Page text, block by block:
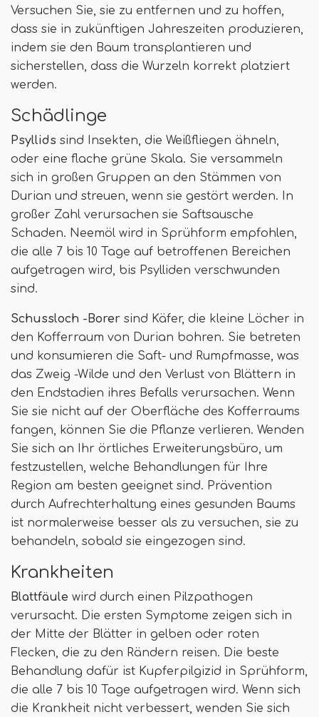
Versuchen Sie, sie zu entfernen und zu hoffen,
dass sie in zukünftigen Jahreszeiten produzieren,
indem sie den Baum transplantieren und
sicherstellen, dass die Wurzeln korrekt platziert
werden.
Schädlinge
Psyllids sind Insekten, die Weißfliegen ähneln,
oder eine flache grüne Skala. Sie versammeln
sich in großen Gruppen an den Stämmen von
Durian und streuen, wenn sie gestört werden. In
großer Zahl verursachen sie Saftsausche
Schaden. Neemöl wird in Sprühform empfohlen,
die alle 7 bis 10 Tage auf betroffenen Bereichen
aufgetragen wird, bis Psylliden verschwunden
sind.
Schussloch -Borer sind Käfer, die kleine Löcher in
den Kofferraum von Durian bohren. Sie betreten
und konsumieren die Saft- und Rumpfmasse, was
das Zweig -Wilde und den Verlust von Blättern in
den Endstadien ihres Befalls verursachen. Wenn
Sie sie nicht auf der Oberfläche des Kofferraums
fangen, können Sie die Pflanze verlieren. Wenden
Sie sich an Ihr örtliches Erweiterungsbüro, um
festzustellen, welche Behandlungen für Ihre
Region am besten geeignet sind. Prävention
durch Aufrechterhaltung eines gesunden Baums
ist normalerweise besser als zu versuchen, sie zu
behandeln, sobald sie eingezogen sind.
Krankheiten
Blattfäule wird durch einen Pilzpathogen
verursacht. Die ersten Symptome zeigen sich in
der Mitte der Blätter in gelben oder roten
Flecken, die zu den Rändern reisen. Die beste
Behandlung dafür ist Kupferpilgizid in Sprühform,
die alle 7 bis 10 Tage aufgetragen wird. Wenn sich
die Krankheit nicht verbessert, wenden Sie sich